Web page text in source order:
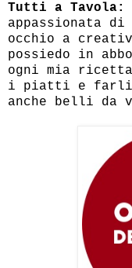
Tutti a Tavola:
appassionata
occhio a
possiedo in
ogni mia
i piatti e farli
anche belli da